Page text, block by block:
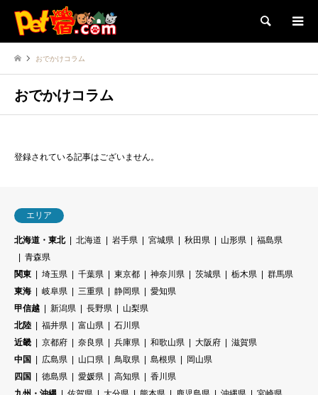
検索
おでかけコラム
おでかけコラム
登録されている記事はございません。
エリア
北海道・東北 北海道 岩手県 宮城県 秋田県 山形県
福島県
青森県
関東
埼玉県 千葉県 東京都 神奈川県 茨城県 栃木県
群馬県
東海
岐阜県 三重県 静岡県
愛知県
甲信越
新潟県 長野県
山梨県
北陸
福井県 富山県
石川県
近畿
京都府 奈良県 兵庫県 和歌山県 大阪府
滋賀県
中国
広島県 山口県 鳥取県 島根県
岡山県
四国
徳島県 愛媛県 高知県
香川県